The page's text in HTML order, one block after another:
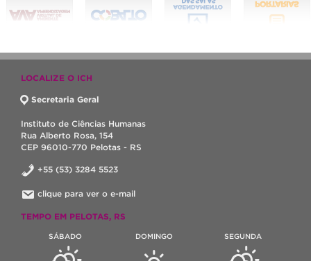
LOCALIZE O ICH
Secretaria Geral
Instituto de Ciências Humanas
Rua Alberto Rosa, 154
CEP 96010-770 Pelotas - RS
+55 (53) 3284 5523
clique para ver o e-mail
TEMPO EM PELOTAS, RS
SÁBADO DOMINGO SEGUNDA